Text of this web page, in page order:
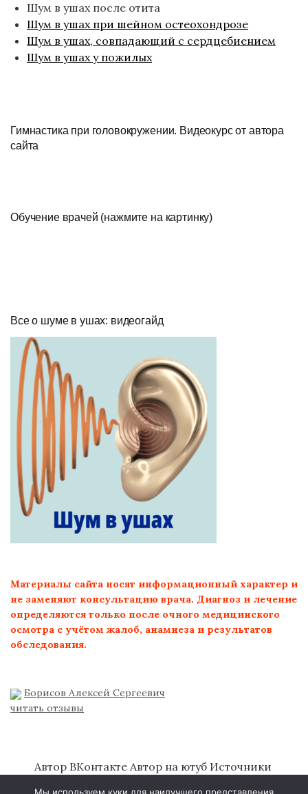
Шум в ушах после отита
Шум в ушах при шейном остеохондрозе
Шум в ушах, совпадающий с сердцебиением
Шум в ушах у пожилых
Гимнастика при головокружении. Видеокурс от автора
сайта
Обучение врачей (нажмите на картинку)
Все о шуме в ушах: видеогайд
Материалы сайта носят информационный характер и
не заменяют консультацию врача. Диагноз и лечение
определяются только после очного медицинского
осмотра с учётом жалоб, анамнеза и результатов
обследования.
Борисов Алексей Сергеевич
читать отзывы
Автор ВКонтакте Автор на ютуб Источники
литературы
Об авторе Политика